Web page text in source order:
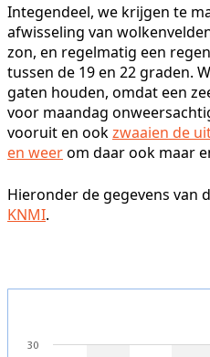
Integendeel, we krijgen te
afwisseling van
zon, en regelmatig een
tussen de 19 en 22 graden.
gaten houden, omdat een
voor maandag
vooruit en ookzwaaien de
en weerom daar ook maar
Hieronder de gegevens van
KNMI.